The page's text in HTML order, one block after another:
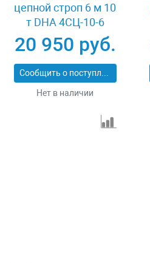
цепной строп 6 м 10
т DHA 4СЦ-10-6
20 950 руб.
Сообщить о поступлении
Нет в наличии